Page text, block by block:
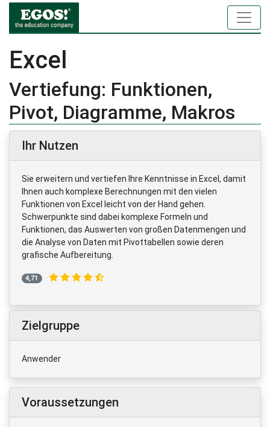
Excel
Vertiefung: Funktionen,
Pivot, Diagramme, Makros
Ihr Nutzen
Sie erweitern und vertiefen Ihre Kenntnisse in Excel, damit
Ihnen auch komplexe Berechnungen mit den vielen
Funktionen von Excel leicht von der Hand gehen.
Schwerpunkte sind dabei komplexe Formeln und
Funktionen, das Auswerten von großen Datenmengen und
die Analyse von Daten mit Pivottabellen sowie deren
grafische Aufbereitung.
4,71
Zielgruppe
Anwender
Voraussetzungen